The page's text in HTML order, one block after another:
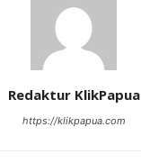
Redaktur KlikPapua
https://klikpapua.com